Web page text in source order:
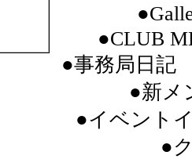
●CLUB
●事務局日記
●新メ
●イベント
●